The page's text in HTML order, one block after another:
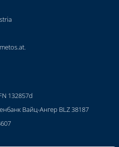
.
132857d
Вайц-Ангер BLZ 38187